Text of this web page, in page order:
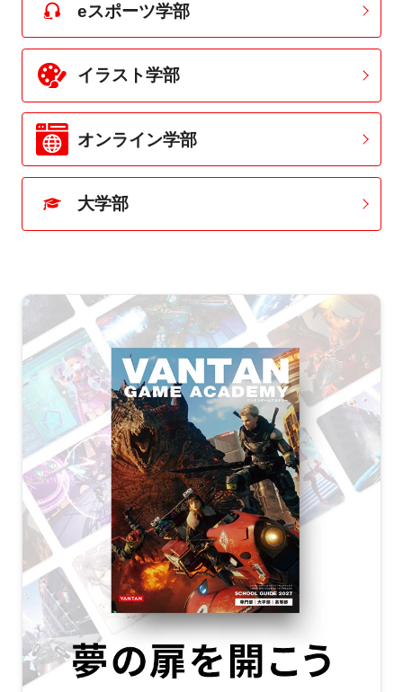
eスポーツ学部
イラスト学部
オンライン学部
大学部